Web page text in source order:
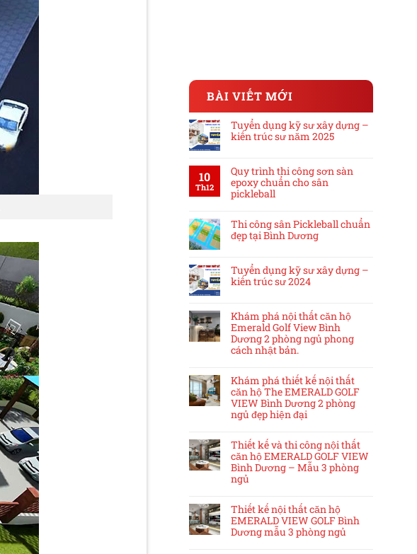
BÀI VIẾT MỚI
Tuyển dụng kỹ sư xây dựng –
kiến trúc sư năm 2025
10
Th12
Quy trình thi công sơn sàn
epoxy chuẩn cho sân
pickleball
Thi công sân Pickleball chuẩn
đẹp tại Bình Dương
Tuyển dụng kỹ sư xây dựng –
kiến trúc sư 2024
Khám phá nội thất căn hộ
Emerald Golf View Bình
Dương 2 phòng ngủ phong
cách nhật bản.
Khám phá thiết kế nội thất
căn hộ The EMERALD GOLF
VIEW Bình Dương 2 phòng
ngủ đẹp hiện đại
Thiết kế và thi công nội thất
căn hộ EMERALD GOLF VIEW
Bình Dương – Mẫu 3 phòng
ngủ
Thiết kế nội thất căn hộ
EMERALD VIEW GOLF Bình
Dương mẫu 3 phòng ngủ